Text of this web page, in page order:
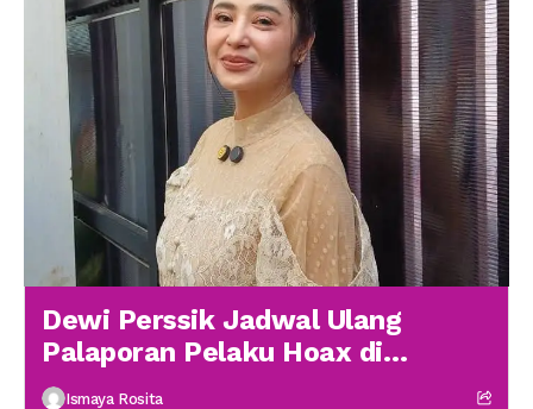
Dewi Perssik Jadwal Ulang
Palaporan Pelaku Hoax di
Medsos
Ismaya Rosita